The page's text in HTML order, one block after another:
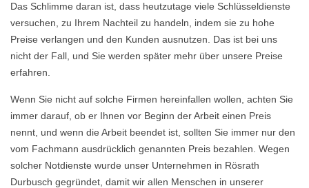
Das Schlimme daran ist, dass heutzutage viele Schlüsseldienste
versuchen, zu Ihrem Nachteil zu handeln, indem sie zu hohe
Preise verlangen und den Kunden ausnutzen. Das ist bei uns
nicht der Fall, und Sie werden später mehr über unsere Preise
erfahren.
Wenn Sie nicht auf solche Firmen hereinfallen wollen, achten Sie
immer darauf, ob er Ihnen vor Beginn der Arbeit einen Preis
nennt, und wenn die Arbeit beendet ist, sollten Sie immer nur den
vom Fachmann ausdrücklich genannten Preis bezahlen. Wegen
solcher Notdienste wurde unser Unternehmen in Rösrath
Durbusch gegründet, damit wir allen Menschen in unserer